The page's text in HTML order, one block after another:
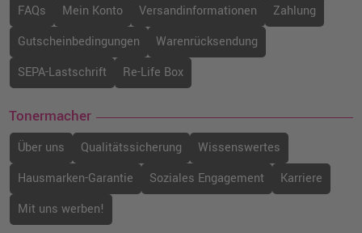
FAQs Mein Konto Versandinformationen
Zahlung
Gutscheinbedingungen
Warenrücksendung
SEPA-Lastschrift
Re-Life Box
Tonermacher
Über uns Qualitätssicherung
Wissenswertes
Hausmarken-Garantie
Soziales Engagement
Karriere
Mit uns werben!